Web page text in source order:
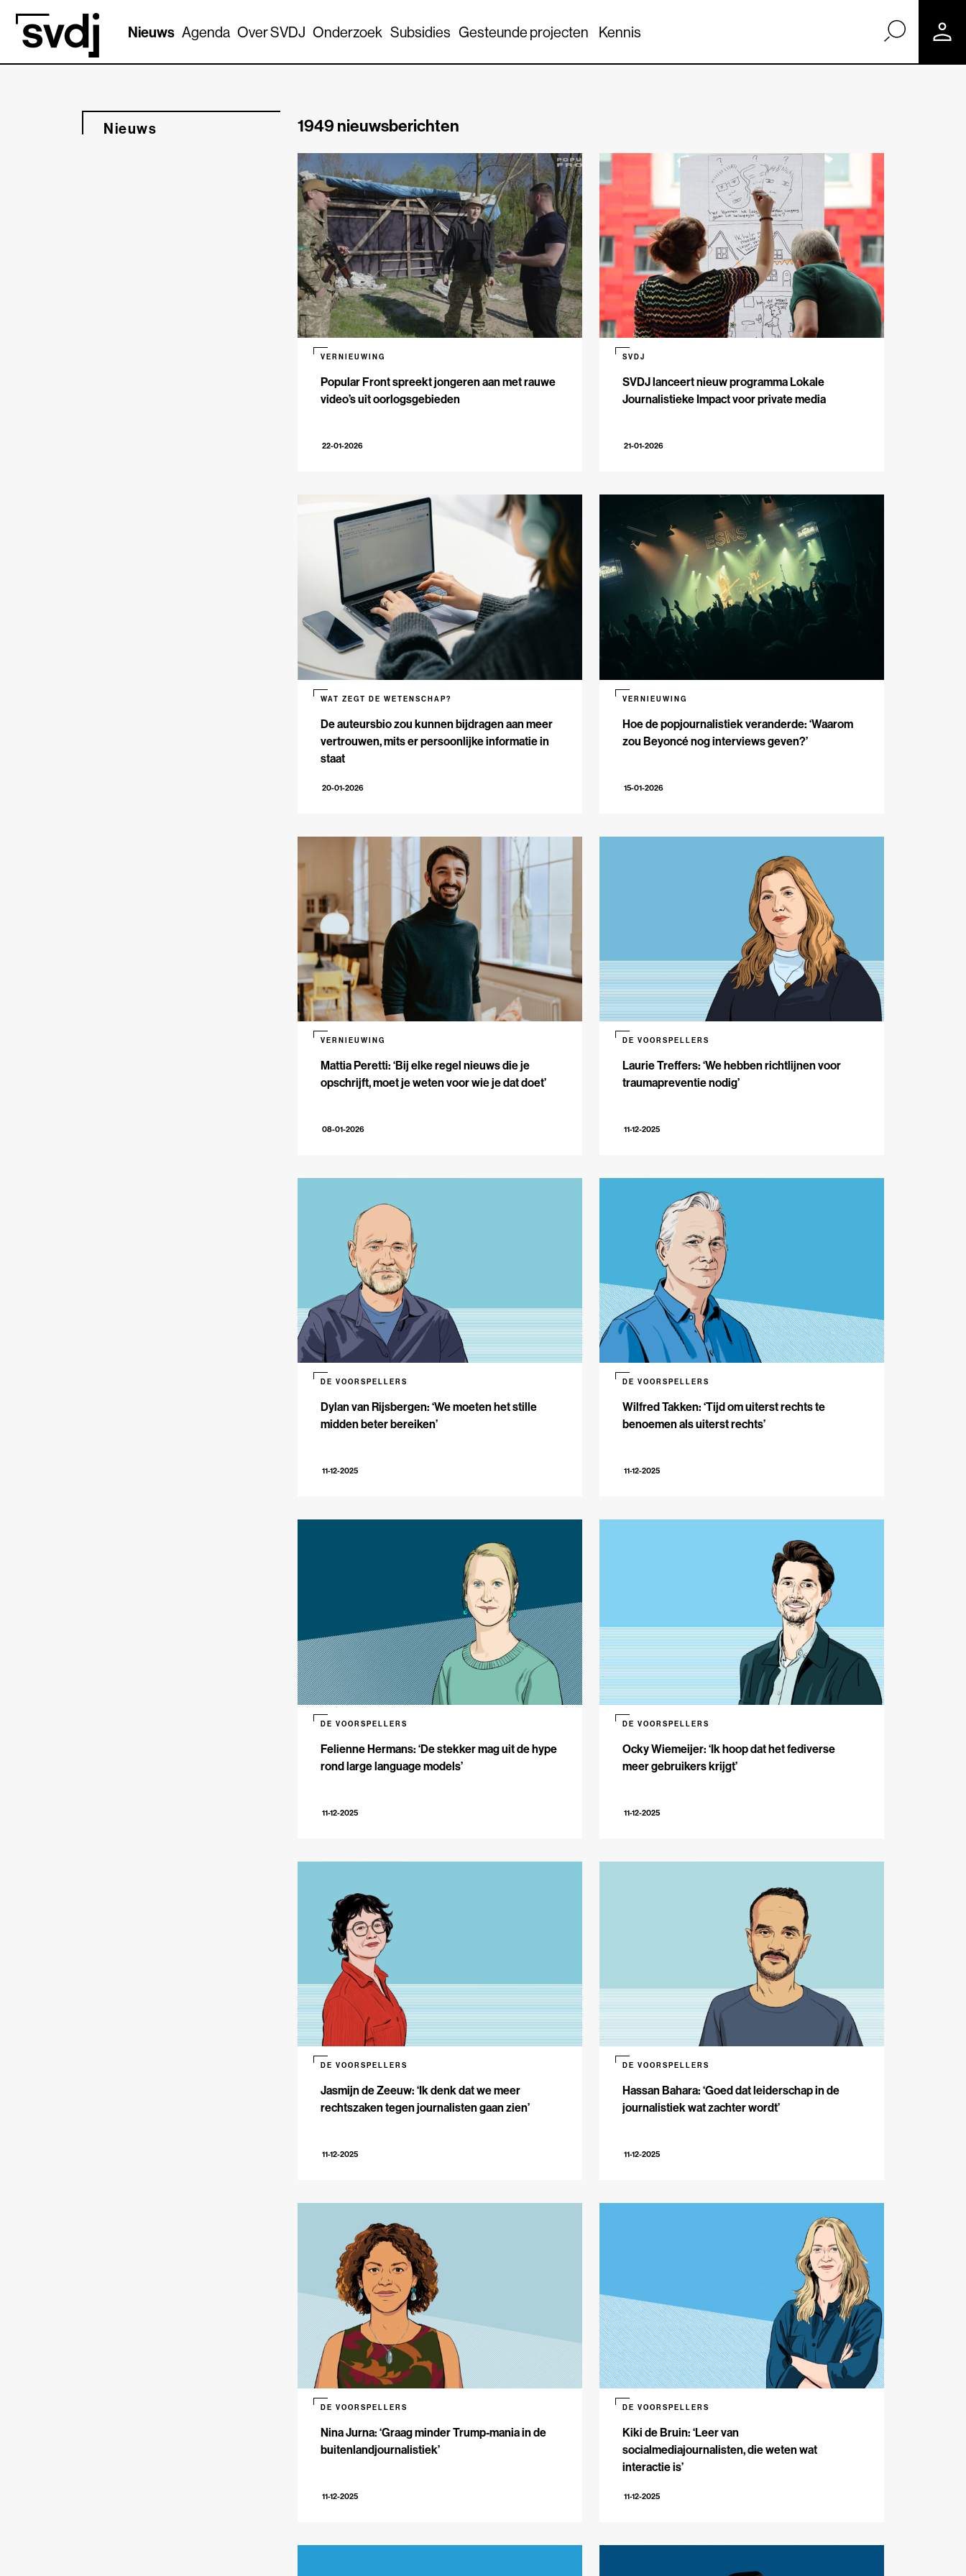
Naar hoofdinhoud
Nieuws Agenda Over SVDJ Onderzoek Subsidies Gesteunde projecten Kennis
Nieuws 1949 nieuwsberichten
Popular Front spreekt jongeren aan met rauwe
video’s uit oorlogsgebieden
VERNIEUWING
22-01-2026
SVDJ lanceert nieuw programma Lokale
Journalistieke Impact voor private media
SVDJ
21-01-2026
De auteursbio zou kunnen bijdragen aan meer
vertrouwen, mits er persoonlijke informatie in
staat
WAT ZEGT DE WETENSCHAP?
20-01-2026
Hoe de popjournalistiek veranderde: ‘Waarom
zou Beyoncé nog interviews geven?’
VERNIEUWING
15-01-2026
Mattia Peretti: ‘Bij elke regel nieuws die je
opschrijft, moet je weten voor wie je dat doet’
VERNIEUWING
08-01-2026
Laurie Treffers: ‘We hebben richtlijnen voor
traumapreventie nodig’
DE VOORSPELLERS
11-12-2025
Dylan van Rijsbergen: ‘We moeten het stille
midden beter bereiken’
DE VOORSPELLERS
11-12-2025
Wilfred Takken: ‘Tijd om uiterst rechts te
benoemen als uiterst rechts’
DE VOORSPELLERS
11-12-2025
Felienne Hermans: ‘De stekker mag uit de hype
rond large language models’
DE VOORSPELLERS
11-12-2025
Ocky Wiemeijer: ‘Ik hoop dat het fediverse
meer gebruikers krijgt’
DE VOORSPELLERS
11-12-2025
Jasmijn de Zeeuw: ‘Ik denk dat we meer
rechtszaken tegen journalisten gaan zien’
DE VOORSPELLERS
11-12-2025
Hassan Bahara: ‘Goed dat leiderschap in de
journalistiek wat zachter wordt’
DE VOORSPELLERS
11-12-2025
Nina Jurna: ‘Graag minder Trump-mania in de
buitenlandjournalistiek’
DE VOORSPELLERS
11-12-2025
Kiki de Bruin: ‘Leer van
socialmediajournalisten, die weten wat
interactie is’
DE VOORSPELLERS
11-12-2025